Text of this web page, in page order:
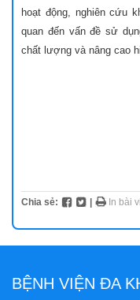
hoạt động, nghiên cứu
quan đến vấn đề sử
chất lượng và nâng cao
Chia sẻ: | In bài
BỆNH VIỆN ĐA